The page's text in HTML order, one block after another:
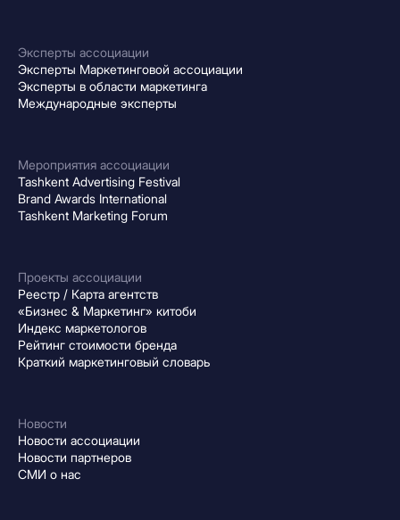
Эксперты ассоциации
Эксперты Маркетинговой ассоциации
Эксперты в области маркетинга
Международные эксперты
Мероприятия ассоциации
Tashkent Advertising Festival
Brand Awards International
Tashkent Marketing Forum
Проекты ассоциации
Реестр / Карта агентств
«Бизнес & Маркетинг» китоби
Индекс маркетологов
Рейтинг стоимости бренда
Краткий маркетинговый словарь
Новости
Новости ассоциации
Новости партнеров
СМИ о нас